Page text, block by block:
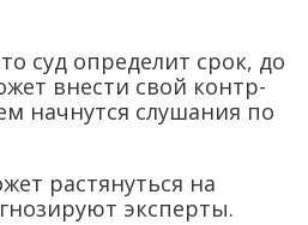
суд определит срок, до
внести свой контр-
начнутся слушания по
растянуться на
эксперты.